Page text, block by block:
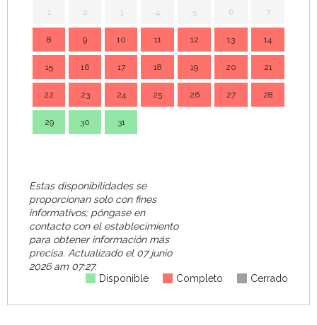
1 2 3 4 5 6 7
8 9 10 11 12 13 14
15 16 17 18 19 20 21
22 23 24 25 26 27 28
29 30 31
Estas disponibilidades se
proporcionan solo con fines
informativos; póngase en
contacto con el establecimiento
para obtener información más
precisa. Actualizado el07 junio
2026 am 07:27.
Disponible
Completo Cerrado